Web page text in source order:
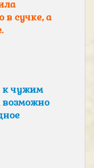
в сучке, а
чужим